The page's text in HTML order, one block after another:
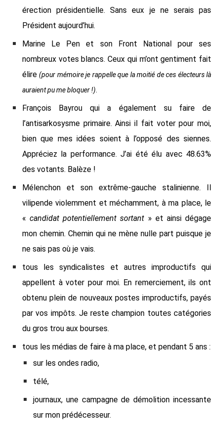
érection présidentielle. Sans eux je ne serais pas
Président aujourd’hui.
Marine Le Pen et son Front National pour ses
nombreux votes blancs. Ceux qui m’ont gentiment fait
élire(pour mémoire je rappelle que la moitié de ces électeurs là
auraient pu me bloquer !).
François Bayrou qui a également su faire de
l’antisarkosysme primaire. Ainsi il fait voter pour moi,
bien que mes idées soient à l’opposé des siennes.
Appréciez la performance. J’ai été élu avec 48.63%
des votants. Balèze !
Mélenchon et son extrême-gauche stalinienne. Il
vilipende violemment et méchamment, à ma place, le
«candidat potentiellement sortant » et ainsi dégage
mon chemin. Chemin qui ne mène nulle part puisque je
ne sais pas où je vais.
tous les syndicalistes et autres improductifs qui
appellent à voter pour moi. En remerciement, ils ont
obtenu plein de nouveaux postes improductifs, payés
par vos impôts. Je reste champion toutes catégories
du gros trou aux bourses.
tous les médias de faire à ma place, et pendant 5 ans :
sur les ondes radio,
télé,
journaux, une campagne de démolition incessante
sur mon prédécesseur.